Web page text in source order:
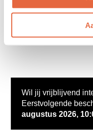
Wil jij vrijblijvend
Eerstvolgende
augustus 2026,